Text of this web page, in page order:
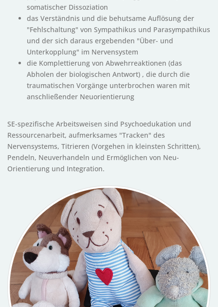
somatischer Dissoziation
das Verständnis und die behutsame Auflösung der
"Fehlschaltung" von Sympathikus und Parasympathikus
und der sich daraus ergebenden "Über- und
Unterkopplung" im Nervensystem
die Komplettierung von Abwehrreaktionen (das
Abholen der biologischen Antwort) , die durch die
traumatischen Vorgänge unterbrochen waren mit
anschließender Neuorientierung
SE-spezifische Arbeitsweisen sind Psychoedukation und
Ressourcenarbeit, aufmerksames "Tracken" des
Nervensystems, Titrieren (Vorgehen in kleinsten Schritten),
Pendeln, Neuverhandeln und Ermöglichen von Neu-
Orientierung und Integration.